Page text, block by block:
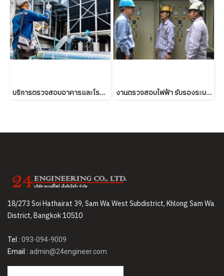
บริการตรวจสอบอาคารและโรงงาน โดยบริษัทตรวจสอบอาคารที่คุณวางใจ งานตรวจสอบไฟฟ้า รับรองระบบไฟฟ้าและบริภัณฑ์ไฟฟ้า
18/273 Soi Hathairat 39, Sam Wa West Subdistrict, Khlong Sam Wa
District, Bangkok 10510
Tel : 093-094-9009
Email : admin@24engineer.com